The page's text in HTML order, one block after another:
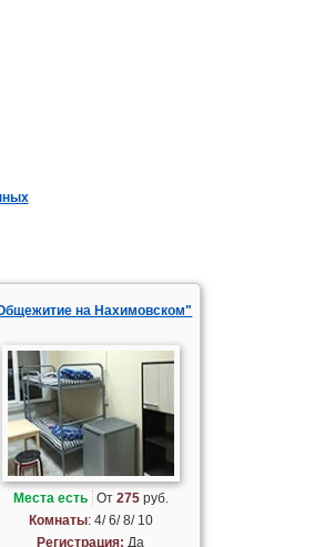
на Нахимовском"
Места есть От 275руб.
Комнаты: 4/ 6/ 8/ 10
Регистрация: Да